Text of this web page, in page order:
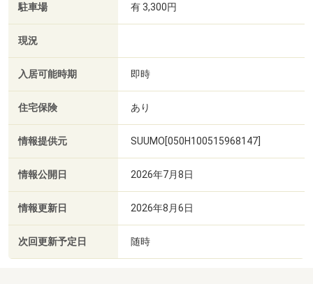
駐車場 有 3,300円
現況
入居可能時期 即時
住宅保険 あり
情報提供元 SUUMO[050H100515968147]
情報公開日 2026年7月8日
情報更新日 2026年8月6日
次回更新予定日 随時